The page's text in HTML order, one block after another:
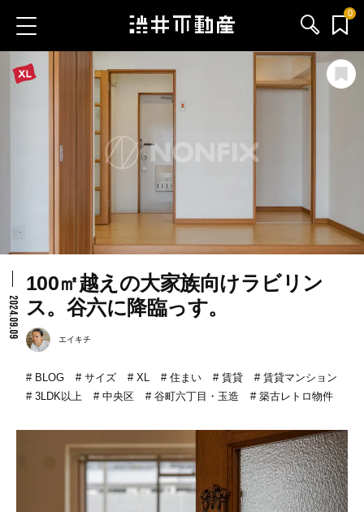
0
お気に入り物件 お問い合わせ
渋井不動産のメンバー
会社情報
2024.09.09
100㎡越えの大家族向けラビリン
ス。谷六に降臨っす。
エイキチ
BLOG サイズ XL 住まい 賃貸
賃貸マンション
3LDK以上
中央区 谷町六丁目・玉造 築古レトロ物件